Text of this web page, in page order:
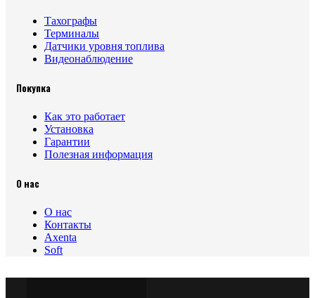
Тахографы
Терминалы
Датчики уровня топлива
Видеонаблюдение
Покупка
Как это работает
Установка
Гарантии
Полезная информация
О нас
О нас
Контакты
Axenta
Soft